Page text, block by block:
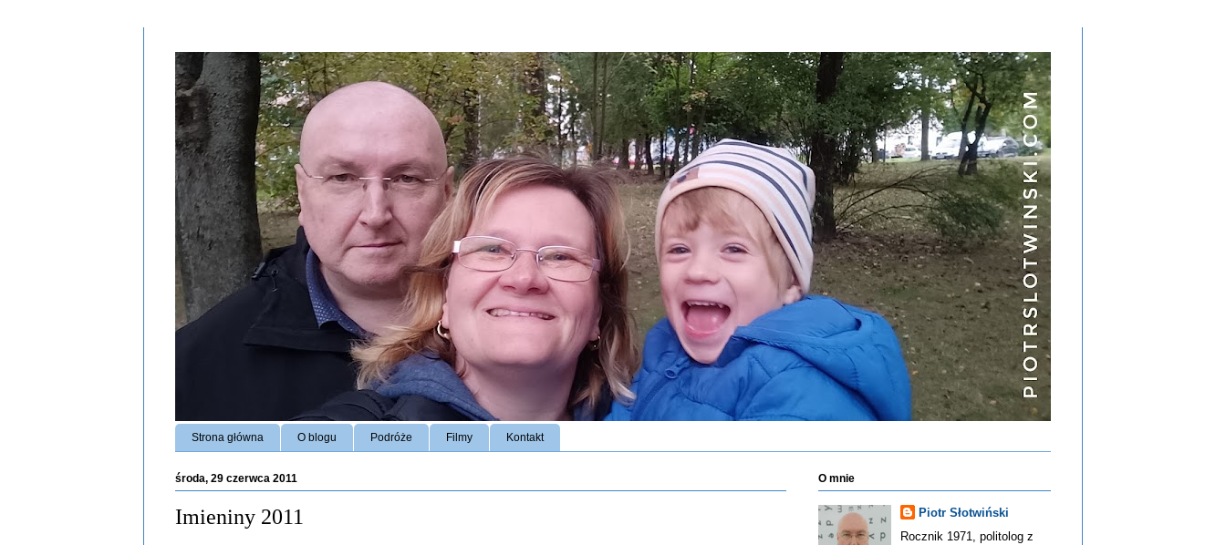
Strona główna O blogu Podróże Filmy Kontakt
środa, 29 czerwca 2011
Imieniny 2011
O mnie
Piotr Słotwiński
Rocznik 1971, politolog z